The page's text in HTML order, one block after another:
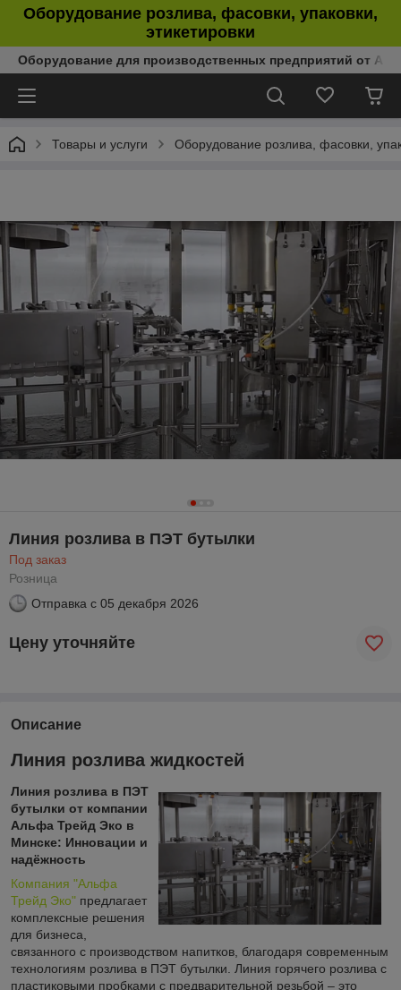
Оборудование розлива, фасовки, упаковки,
этикетировки
Оборудование для производственных предприятий от
Товары и услуги Оборудование розлива, фасовки,
Линия розлива в ПЭТ бутылки
Под заказ
Розница
Отправка с 05 декабря 2026
Цену уточняйте
Описание
Линия розлива жидкостей
Линия розлива в ПЭТ
бутылки от компании
Альфа Трейд Эко в
Минске: Инновации и
надёжность
Компания "Альфа
Трейд Эко" предлагает
комплексные решения
для бизнеса,
связанного с производством напитков, благодаря современным
технологиям розлива в ПЭТ бутылки. Линия горячего розлива с
пластиковыми пробками с предварительной резьбой – это